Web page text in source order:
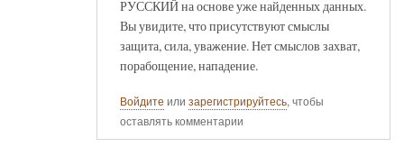
РУССКИЙ на основе уже найденных данных.
Вы увидите, что присутствуют смыслы
защита, сила, уважение. Нет смыслов захват,
порабощение, нападение.
Войдите или зарегистрируйтесь, чтобы
оставлять комментарии